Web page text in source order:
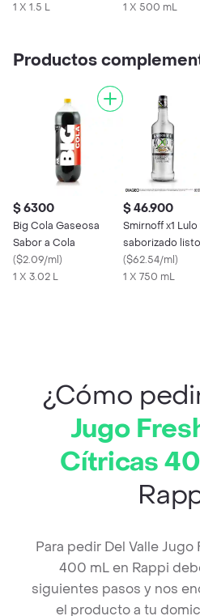
1 X 1.5 L
1 X 500 mL
Productos
$ 6300
Big Cola Gaseosa
Sabor a Cola
($2.09/ml)
1 X 3.02 L
$ 46.900
Smirnoff x1 Lulo
saborizado
tomar 750 ml
($62.54/ml)
1 X 750 mL
¿Cómo
Jugo
Cítricas
Para pedir Del Valle
400 mL en Rappi
siguientes pasos y nos
el producto a tu